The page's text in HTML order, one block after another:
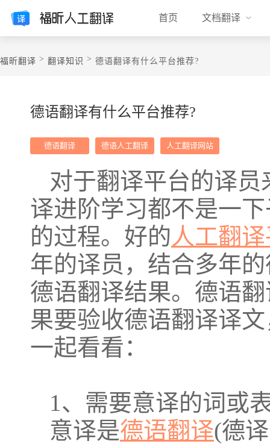
首页 文档翻译
福昕翻译 > 翻译知识 > 德语翻译有什么平台推荐?
德语翻译有什么平台推荐?
德语翻译 德语人工翻译 人工翻译网站
对于翻译平台的译
译进阶学习都不是一
的过程。好的人工翻
年的译员，结合多年
德语翻译结果。德语
果要验收德语翻译译
一起看看：
1、需要意译的词或
意译是德语翻译(德